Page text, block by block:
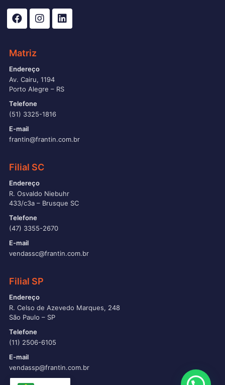
Matriz
Endereço
Av. Cairu, 1194
Porto Alegre – RS
Telefone
(51) 3325-1816
E-mail
frantin@frantin.com.br
Filial SC
Endereço
R. Osvaldo Niebuhr
433/c3a – Brusque SC
Telefone
(47) 3355-2670
E-mail
vendassc@frantin.com.br
Filial SP
Endereço
R. Celso de Azevedo Marques, 248
São Paulo – SP
Telefone
(11) 2506-6105
E-mail
vendassp@frantin.com.br